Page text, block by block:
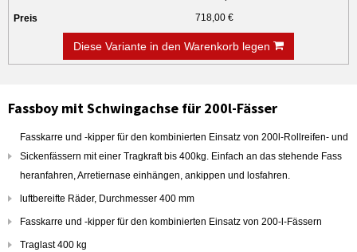
718,00 €
Diese Variante in den Warenkorb legen
Fassboy mit Schwingachse für 200l-Fässer
Fasskarre und -kipper für den kombinierten Einsatz von 200l-Rollreifen- und
Sickenfässern mit einer Tragkraft bis 400kg. Einfach an das stehende Fass
heranfahren, Arretiernase einhängen, ankippen und losfahren.
luftbereifte Räder, Durchmesser 400 mm
Fasskarre und -kipper für den kombinierten Einsatz von 200-l-Fässern
Traglast 400 kg